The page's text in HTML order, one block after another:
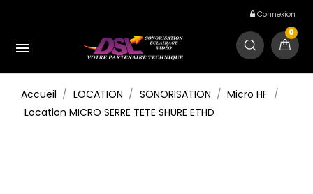
Connexion

0
Accueil LOCATION SONORISATION
Micro HF
Location MICRO SERRE TETE SHURE ETHD